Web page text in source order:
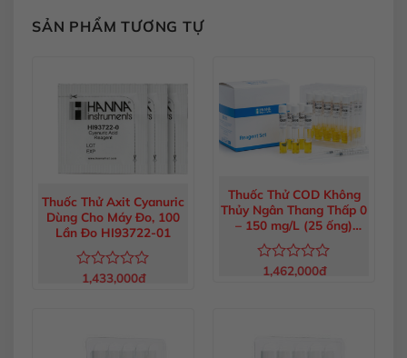
SẢN PHẨM TƯƠNG TỰ
Thuốc Thử Axit Cyanuric
Dùng Cho Máy Đo, 100
Lần Đo HI93722-01
Được
1,433,000đ
Thuốc Thử COD Không
Thủy Ngân Thang Thấp 0
– 150 mg/L (25 ống)
HI93754D-25
Được
1,462,000đ